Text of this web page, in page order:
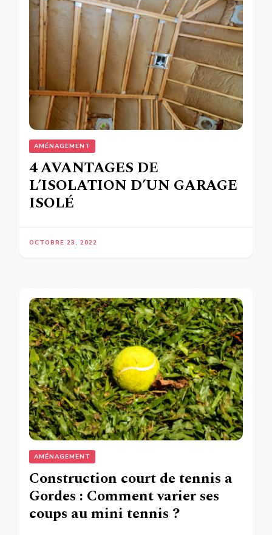
AMÉNAGEMENT
4 AVANTAGES DE
L’ISOLATION D’UN GARAGE
ISOLÉ
OCTOBRE 23, 2022
AMÉNAGEMENT
Construction court de tennis a
Gordes : Comment varier ses
coups au mini tennis ?